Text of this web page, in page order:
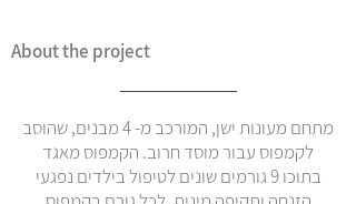
About the project
מתחם מעונות ישן, המורכב מ- 4 מבנים, שהוסב
לקמפוס עבור מוסד חרוב. הקמפוס מאגד
בתוכו 9 גורמים שונים לטיפול בילדים נפגעי